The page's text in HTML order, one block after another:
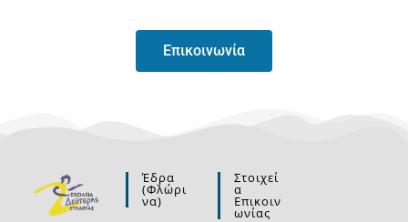
Επικοινωνία
Έδρα
(Φλώρι
Να)
Στοιχεί
Α
Επικοιν
Ωνίας